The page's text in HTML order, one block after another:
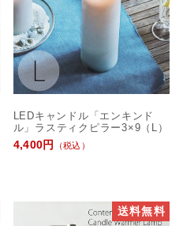
LEDキャンドル「エンキンド
ル」ラスティクピラー3×9（L）
4,400円
（税込）
送料無料